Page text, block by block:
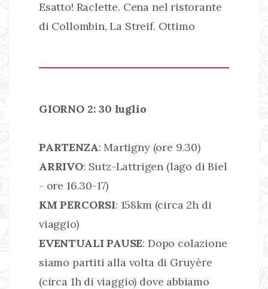
Esatto! Raclette. Cena nel ristorante
di Collombin, La Streif. Ottimo
GIORNO 2: 30 luglio
PARTENZA: Martigny (ore 9.30)
ARRIVO: Sutz-Lattrigen (lago di Biel
- ore 16.30-17)
KM PERCORSI: 158km (circa 2h di
viaggio)
EVENTUALI PAUSE: Dopo colazione
siamo partiti alla volta di Gruyère
(circa 1h di viaggio) dove abbiamo